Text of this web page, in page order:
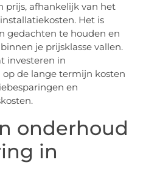
prijs, afhankelijk van het
Het is
gedachten te houden en
je prijsklasse vallen.
investeren in
de lange termijn kosten
en
onderhoud
in